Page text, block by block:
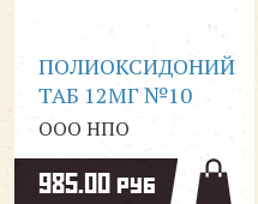
ПОЛИОКСИДОНИЙ
ТАБ 12МГ №10
ООО НПО
ПЕТРОВАКС ФАРМ
985.00 руб